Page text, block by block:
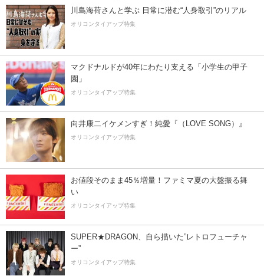
川島海荷さんと学ぶ 日常に潜む“人身取引”のリアル
オリコンタイアップ特集
マクドナルドが40年にわたり支える「小学生の甲子
園」
オリコンタイアップ特集
向井康二イケメンすぎ！純愛『（LOVE SONG）』
オリコンタイアップ特集
お値段そのまま45％増量！ファミマ夏の大盤振る舞
い
オリコンタイアップ特集
SUPER★DRAGON、自ら描いた”レトロフューチャ
ー”
オリコンタイアップ特集